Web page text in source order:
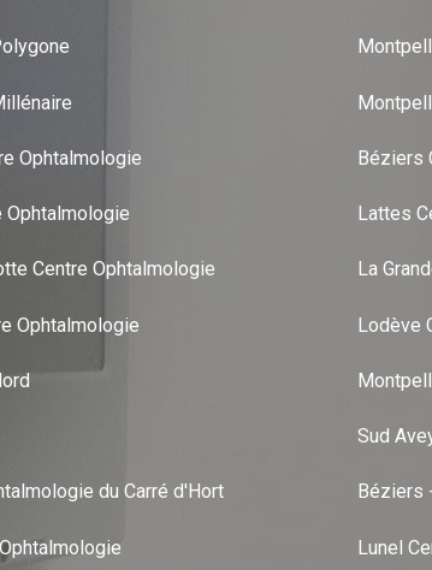
Ophtalmologie
Ophtalmologie
Centre Ophtalmologie
Ophtalmologie
du Carré d'Hort
Béziers
Lattes
La
Lodève
Sud
Béziers
Lunel